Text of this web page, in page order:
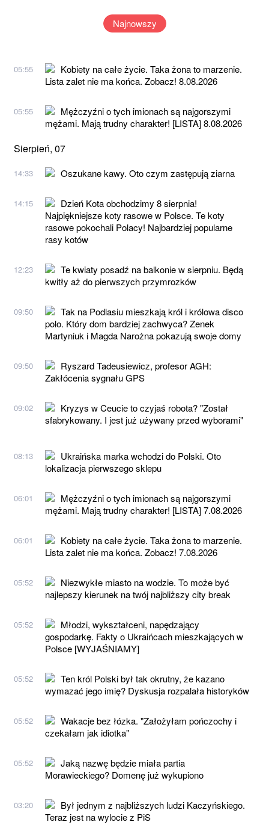
Najnowszy
05:55
Kobiety na całe życie. Taka żona to marzenie.
Lista zalet nie ma końca. Zobacz! 8.08.2026
05:55
Mężczyźni o tych imionach są najgorszymi
mężami. Mają trudny charakter! [LISTA] 8.08.2026
Sierpień, 07
14:33 Oszukane kawy. Oto czym zastępują ziarna
14:15
Dzień Kota obchodzimy 8 sierpnia!
Najpiękniejsze koty rasowe w Polsce. Te koty
rasowe pokochali Polacy! Najbardziej popularne
rasy kotów
12:23
Te kwiaty posadź na balkonie w sierpniu. Będą
kwitły aż do pierwszych przymrozków
09:50
Tak na Podlasiu mieszkają król i królowa disco
polo. Który dom bardziej zachwyca? Zenek
Martyniuk i Magda Narożna pokazują swoje domy
09:50
Ryszard Tadeusiewicz, profesor AGH:
Zakłócenia sygnału GPS
09:02
Kryzys w Ceucie to czyjaś robota? "Został
sfabrykowany. I jest już używany przed wyborami"
08:13
Ukraińska marka wchodzi do Polski. Oto
lokalizacja pierwszego sklepu
06:01
Mężczyźni o tych imionach są najgorszymi
mężami. Mają trudny charakter! [LISTA] 7.08.2026
06:01
Kobiety na całe życie. Taka żona to marzenie.
Lista zalet nie ma końca. Zobacz! 7.08.2026
05:52
Niezwykłe miasto na wodzie. To może być
najlepszy kierunek na twój najbliższy city break
05:52
Młodzi, wykształceni, napędzający
gospodarkę. Fakty o Ukraińcach mieszkających w
Polsce [WYJAŚNIAMY]
05:52
Ten król Polski był tak okrutny, że kazano
wymazać jego imię? Dyskusja rozpalała historyków
05:52
Wakacje bez łózka. "Założyłam pończochy i
czekałam jak idiotka"
05:52
Jaką nazwę będzie miała partia
Morawieckiego? Domenę już wykupiono
03:20
Był jednym z najbliższych ludzi Kaczyńskiego.
Teraz jest na wylocie z PiS